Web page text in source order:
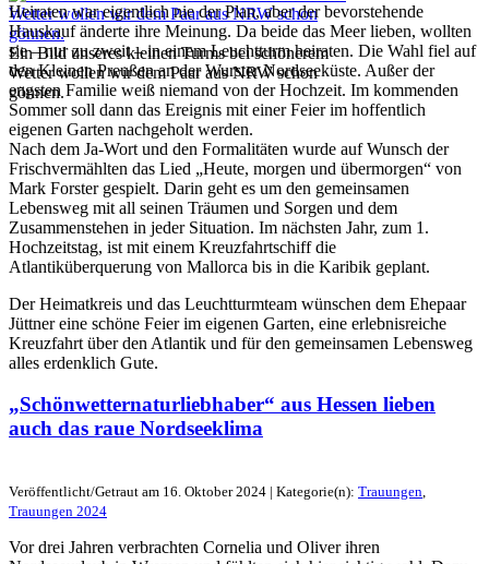
Ein Bild unseres kleinen Turms bei schönerem
Wetter wollen wir dem Paar aus NRW schon
gönnen.
Heiraten war eigentlich nie der Plan, aber der bevorstehende
Hauskauf änderte ihre Meinung. Da beide das Meer lieben, wollten
sie – nur zu zweit – in einem Leuchtturm heiraten. Die Wahl fiel auf
den Kleinen Preußen an der Wurster Nordseeküste. Außer der
engsten Familie weiß niemand von der Hochzeit. Im kommenden
Sommer soll dann das Ereignis mit einer Feier im hoffentlich
eigenen Garten nachgeholt werden.
Nach dem Ja-Wort und den Formalitäten wurde auf Wunsch der
Frischvermählten das Lied „Heute, morgen und übermorgen“ von
Mark Forster gespielt. Darin geht es um den gemeinsamen
Lebensweg mit all seinen Träumen und Sorgen und dem
Zusammenstehen in jeder Situation. Im nächsten Jahr, zum 1.
Hochzeitstag, ist mit einem Kreuzfahrtschiff die
Atlantiküberquerung von Mallorca bis in die Karibik geplant.
Der Heimatkreis und das Leuchtturmteam wünschen dem Ehepaar
Jüttner eine schöne Feier im eigenen Garten, eine erlebnisreiche
Kreuzfahrt über den Atlantik und für den gemeinsamen Lebensweg
alles erdenklich Gute.
„Schönwetternaturliebhaber“ aus Hessen lieben
auch das raue Nordseeklima
Veröffentlicht/Getraut am 16. Oktober 2024 | Kategorie(n): Trauungen,
Trauungen 2024
Vor drei Jahren verbrachten Cornelia und Oliver ihren